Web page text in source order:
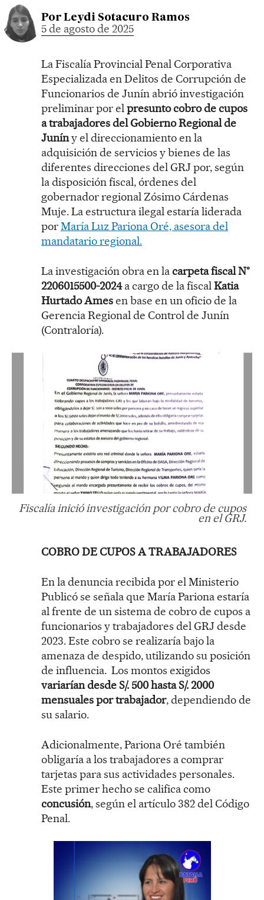
Por Leydi Sotacuro Ramos
5 de agosto de 2025
La Fiscalía Provincial Penal Corporativa
Especializada en Delitos de Corrupción de
Funcionarios de Junín abrió investigación
preliminar por elpresunto cobro de cupos
a trabajadores del Gobierno Regional de
Juníny el direccionamiento en la
adquisición de servicios y bienes de las
diferentes direcciones del GRJ por, según
la disposición fiscal, órdenes del
gobernador regional Zósimo Cárdenas
Muje. La estructura ilegal estaría liderada
porMaría Luz Pariona Oré, asesora del
mandatario regional.
La investigación obra en lacarpeta fiscal N°
2206015500-2024a cargo de la fiscalKatia
Hurtado Amesen base en un oficio de la
Gerencia Regional de Control de Junín
(Contraloría).
Fiscalía inició investigación por cobro de cupos
en el GRJ.
COBRO DE CUPOS A TRABAJADORES
En la denuncia recibida por el Ministerio
Publicó se señala que María Pariona estaría
al frente de un sistema de cobro de cupos a
funcionarios y trabajadores del GRJ desde
2023. Este cobro se realizaría bajo la
amenaza de despido, utilizando su posición
de influencia. Los montos exigidos
variarían desde S/. 500 hasta S/. 2000
mensuales por trabajador, dependiendo de
su salario.
Adicionalmente, Pariona Oré también
obligaría a los trabajadores a comprar
tarjetas para sus actividades personales.
Este primer hecho se califica como
concusión, según el artículo 382 del Código
Penal.